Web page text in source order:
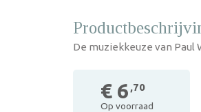
De muziekkeuze van Paul
€ 6 ,70
Op voorraad